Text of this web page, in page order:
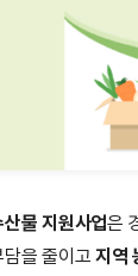
물 지원사업은
을 줄이고 지역